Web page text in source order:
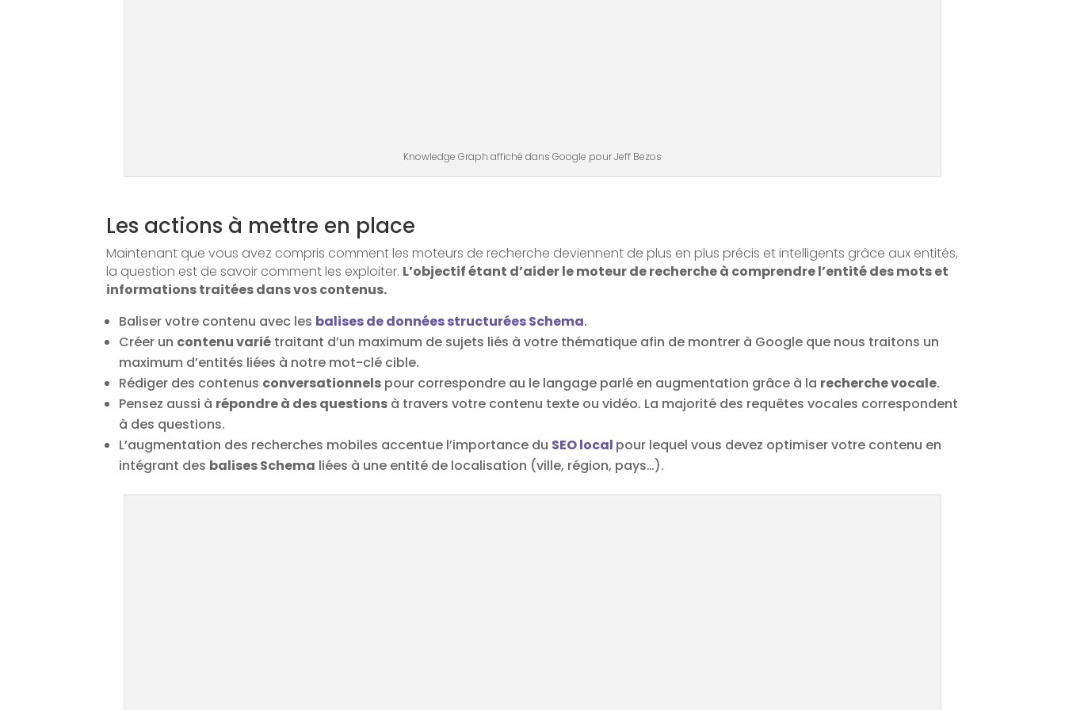
Knowledge Graph affiché dans Google pour Jeff Bezos
Les actions à mettre en place
Maintenant que vous avez compris comment les moteurs de recherche deviennent de plus en plus précis et intelligents grâce aux entités,
la question est de savoir comment les exploiter. L’objectif étant d’aider le moteur de recherche à comprendre l’entité des mots et
informations traitées dans vos contenus.
Baliser votre contenu avec les balises de données structurées Schema.
Créer un contenu varié traitant d’un maximum de sujets liés à votre thématique afin de montrer à Google que nous traitons un
maximum d’entités liées à notre mot-clé cible.
Rédiger des contenus conversationnels pour correspondre au le langage parlé en augmentation grâce à la recherche vocale.
Pensez aussi à répondre à des questions à travers votre contenu texte ou vidéo. La majorité des requêtes vocales correspondent
à des questions.
L’augmentation des recherches mobiles accentue l’importance du SEO local pour lequel vous devez optimiser votre contenu en
intégrant des balises Schema liées à une entité de localisation (ville, région, pays…).